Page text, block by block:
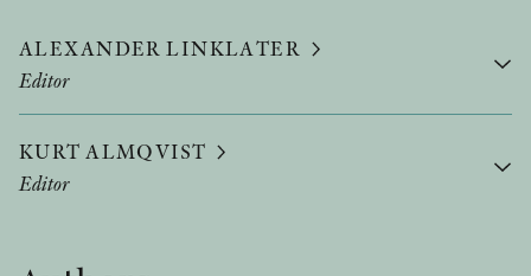
ALEXANDER LINKLATER
Editor
KURT ALMQVIST
Editor